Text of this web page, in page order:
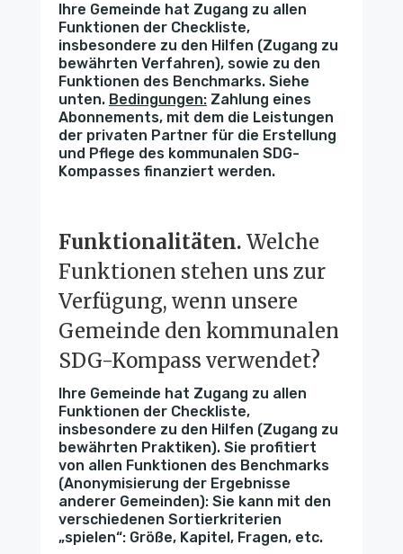
Ihre Gemeinde hat Zugang zu allen
Funktionen der Checkliste,
insbesondere zu den Hilfen (Zugang zu
bewährten Verfahren), sowie zu den
Funktionen des Benchmarks. Siehe
unten. Bedingungen:Zahlung eines
Abonnements, mit dem die Leistungen
der privaten Partner für die Erstellung
und Pflege des kommunalen SDG-
Kompasses finanziert werden.
Funktionalitäten. Welche
Funktionen stehen uns zur
Verfügung, wenn unsere
Gemeinde den kommunalen
SDG-Kompass verwendet?
Ihre Gemeinde hat Zugang zu allen
Funktionen der Checkliste,
insbesondere zu den Hilfen (Zugang zu
bewährten Praktiken). Sie profitiert
von allen Funktionen des Benchmarks
(Anonymisierung der Ergebnisse
anderer Gemeinden): Sie kann mit den
verschiedenen Sortierkriterien
„spielen“: Größe, Kapitel, Fragen, etc.